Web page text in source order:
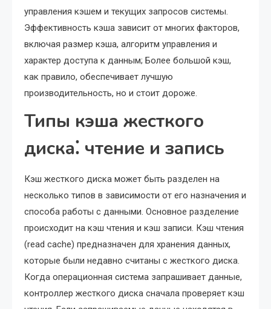
управления кэшем и текущих запросов системы.
Эффективность кэша зависит от многих факторов,
включая размер кэша, алгоритм управления и
характер доступа к данным; Более большой кэш,
как правило, обеспечивает лучшую
производительность, но и стоит дороже.
Типы кэша жесткого
диска⁚ чтение и запись
Кэш жесткого диска может быть разделен на
несколько типов в зависимости от его назначения и
способа работы с данными. Основное разделение
происходит на кэш чтения и кэш записи. Кэш чтения
(read cache) предназначен для хранения данных,
которые были недавно считаны с жесткого диска.
Когда операционная система запрашивает данные,
контроллер жесткого диска сначала проверяет кэш